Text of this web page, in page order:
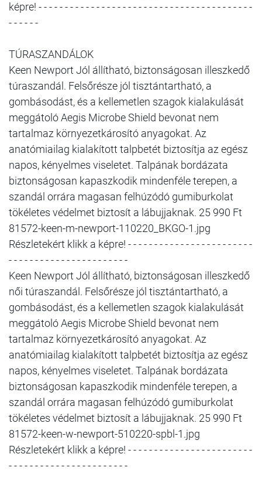
képre! - - - - - - - - - - - - - - - - - - - - - - - - - - - - - - - - - - - - - - - - -
- - - - - -
TÚRASZANDÁLOK
Keen Newport Jól állítható, biztonságosan illeszkedő
túraszandál. Felsőrésze jól tisztántartható, a
gombásodást, és a kellemetlen szagok kialakulását
meggátoló Aegis Microbe Shield bevonat nem
tartalmaz környezetkárosító anyagokat. Az
anatómiailag kialakított talpbetét biztosítja az egész
napos, kényelmes viseletet. Talpának bordázata
biztonságosan kapaszkodik mindenféle terepen, a
szandál orrára magasan felhúzódó gumiburkolat
tökéletes védelmet biztosít a lábujjaknak. 25 990 Ft
81572-keen-m-newport-110220_BKGO-1.jpg
Részletekért klikk a képre! - - - - - - - - - - - - - - - - - - - - - - - -
- - - - - - - - - - - - - - - - - - - - - - -
Keen Newport Jól állítható, biztonságosan illeszkedő
női túraszandál. Felsőrésze jól tisztántartható, a
gombásodást, és a kellemetlen szagok kialakulását
meggátoló Aegis Microbe Shield bevonat nem
tartalmaz környezetkárosító anyagokat. Az
anatómiailag kialakított talpbetét biztosítja az egész
napos, kényelmes viseletet. Talpának bordázata
biztonságosan kapaszkodik mindenféle terepen, a
szandál orrára magasan felhúzódó gumiburkolat
tökéletes védelmet biztosít a lábujjaknak. 25 990 Ft
81572-keen-w-newport-510220-spbl-1.jpg
Részletekért klikk a képre! - - - - - - - - - - - - - - - - - - - - - - - -
- - - - - - - - - - - - - - - - - - - - - - -